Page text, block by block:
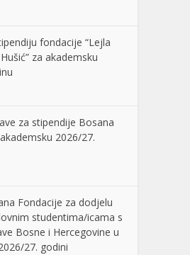
fondacije “Lejla
za akademsku
za stipendije Bosana
2026/27.
Fondacije za dodjelu
studentima/icama s
Bosne i Hercegovine u
27. godini